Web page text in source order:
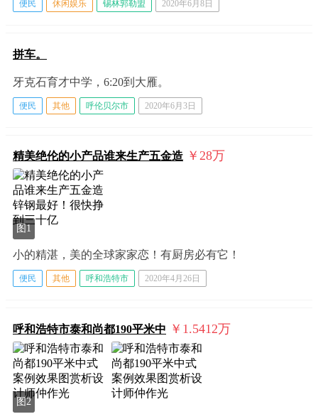
便民 休闲娱乐 锡林郭勒盟 2020年6月8日
拼车。
牙克石育才中学，6:20到大雁。
便民 其他 呼伦贝尔市 2020年6月3日
精美绝伦的小产品谁来生产五金造 ￥28万
图1
小的精湛，美的全球家家恋！有厨房必有它！
便民 其他 呼和浩特市 2020年4月26日
呼和浩特市泰和尚都190平米中 ￥1.5412万
图2